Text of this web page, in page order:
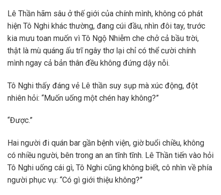
Lê Thần hãm sâu ở thế giới của chính mình, không có phát
hiện Tô Nghi khác thường, đang cúi đầu, nhìn đôi tay, trước
kia mưu toan muốn vì Tô Ngộ Nhiễm che chở cả bầu trời,
thật là mù quáng ấu trĩ ngây thơ lại chỉ có thể cười chính
mình ngay cả bản thân đều không đứng dậy nỗi.
Tô Nghi thấy đáng vẻ Lê thần suy sụp mà xúc động, đột
nhiên hỏi: “Muốn uống một chén hay không?”
“Được.”
Hai người đi quán bar gần bệnh viện, giờ buổi chiều, không
có nhiều người, bên trong an an tĩnh tĩnh. Lê Thần tiến vào hỏi
Tô Nghi uống cái gì, Tô Nghi cũng không biết, cô nhìn về phía
người phục vụ: “Có gì giới thiệu không?”